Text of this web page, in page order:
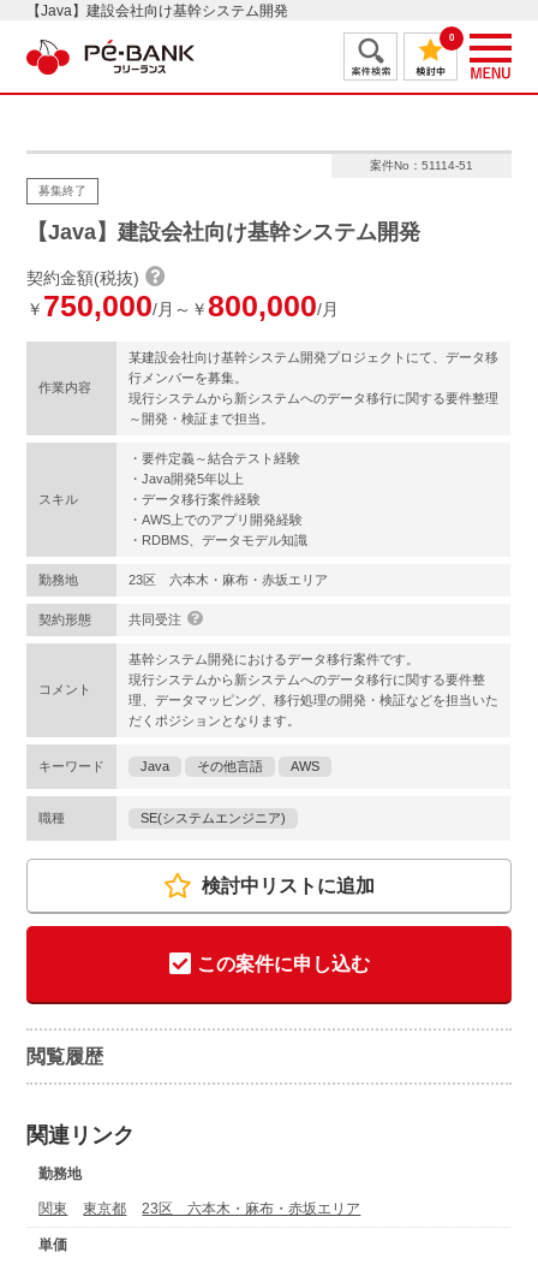
【Java】建設会社向け基幹システム開発
0
案件No：51114-51
募集終了
【Java】建設会社向け基幹システム開発
契約金額(税抜)
￥ 750,000/月～￥800,000/月
作業内容
某建設会社向け基幹システム開発プロジェクトにて、データ移
行メンバーを募集。
現行システムから新システムへのデータ移行に関する要件整理
～開発・検証まで担当。
スキル
・要件定義～結合テスト経験
・Java開発5年以上
・データ移行案件経験
・AWS上でのアプリ開発経験
・RDBMS、データモデル知識
勤務地 23区 六本木・麻布・赤坂エリア
契約形態 共同受注
コメント
基幹システム開発におけるデータ移行案件です。
現行システムから新システムへのデータ移行に関する要件整
理、データマッピング、移行処理の開発・検証などを担当いた
だくポジションとなります。
キーワード Java その他言語 AWS
職種 SE(システムエンジニア)
検討中リストに追加
この案件に申し込む
閲覧履歴
関連リンク
勤務地
関東 東京都 23区 六本木・麻布・赤坂エリア
単価